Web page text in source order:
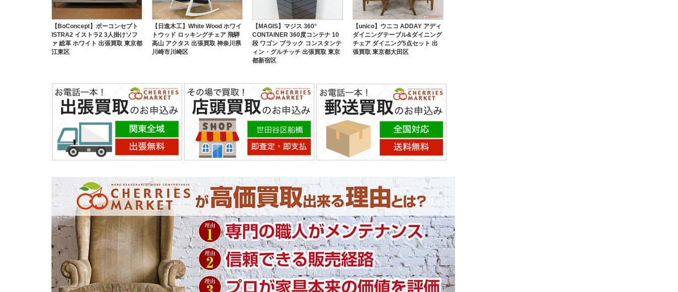
【BoConcept】ボーコンセプト
ISTRA2 イストラ2 3人掛けソフ
ァ 総革 ホワイト 出張買取 東京都
江東区
【日進木工】White Wood ホワイ
トウッド ロッキングチェア 飛騨
高山 アクタス 出張買取 神奈川県
川崎市川崎区
【MAGIS】マジス 360°
CONTAINER 360度コンテナ 10
段 ワゴン ブラック コンスタンテ
ィン・グルチッチ 出張買取 東京
都新宿区
【unico】ウニコ ADDAY アディ
ダイニングテーブル&ダイニング
チェア ダイニング5点セット 出
張買取 東京都大田区